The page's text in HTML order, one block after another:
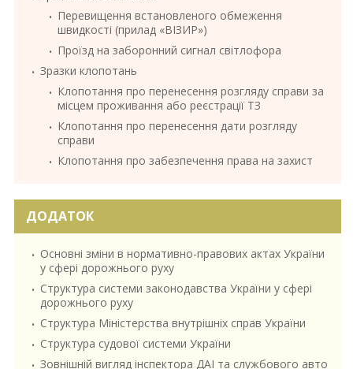
Перевищення встановленого обмеження
швидкості (прилад «ВІЗИР»)
Проїзд на заборонний сигнал світлофора
Зразки клопотань
Клопотання про перенесення розгляду справи за
місцем проживання або реєстрації ТЗ
Клопотання про перенесення дати розгляду
справи
Клопотання про забезпечення права на захист
ДОДАТОК
Основні зміни в нормативно-правових актах України
у сфері дорожнього руху
Структура системи законодавства України у сфері
дорожнього руху
Структура Міністерства внутрішніх справ України
Структура судової системи України
Зовнішній вигляд інспектора ДАІ та службового авто